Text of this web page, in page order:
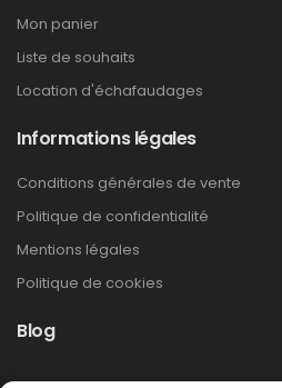
Mon panier
Liste de souhaits
Location d'échafaudages
Informations légales
Conditions générales de vente
Politique de confidentialité
Mentions légales
Politique de cookies
Blog